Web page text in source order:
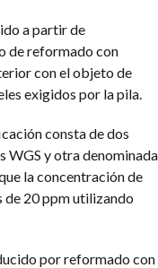
a partir de
de reformado con
con el objeto de
exigidos por la pila.
consta de dos
WGS y otra denominada
la concentración de
de 20 ppm utilizando
por reformado con